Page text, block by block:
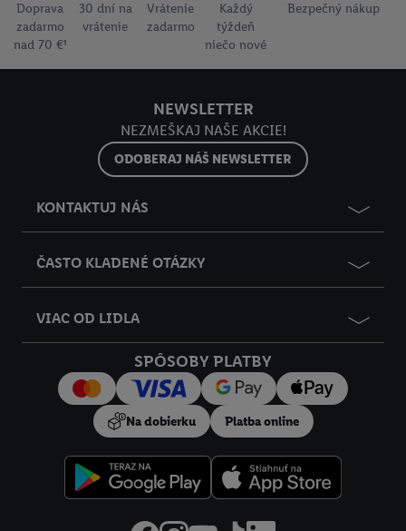
Doprava
zadarmo
nad 70 €¹
30 dní na
vrátenie
Vrátenie
zadarmo
Každý
týždeň
niečo nové
Bezpečný nákup
NEWSLETTER
NEZMEŠKAJ NAŠE AKCIE!
ODOBERAJ NÁŠ NEWSLETTER
KONTAKTUJ NÁS
ČASTO KLADENÉ OTÁZKY
VIAC OD LIDLA
SPÔSOBY PLATBY
Na dobierku Platba online